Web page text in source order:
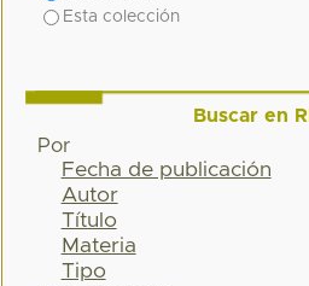
Esta colección
Buscar en RI
Por
Fecha de publicación
Autor
Título
Materia
Tipo